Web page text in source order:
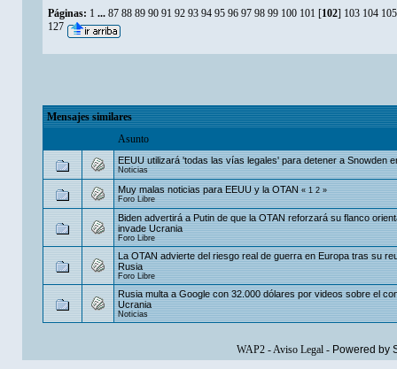
Páginas: 1 ... 87 88 89 90 91 92 93 94 95 96 97 98 99 100 101 [102] 103 104 105
127
Mensajes similares
Asunto
EEUU utilizará 'todas las vías legales' para detener a Snowden
Noticias
Muy malas noticias para EEUU y la OTAN «1 2»
Foro Libre
Biden advertirá a Putin de que la OTAN reforzará su flanco
invade Ucrania
Foro Libre
La OTAN advierte del riesgo real de guerra en Europa tras su
Rusia
Foro Libre
Rusia multa a Google con 32.000 dólares por videos sobre el
Ucrania
Noticias
WAP2-Aviso Legal- Powered by